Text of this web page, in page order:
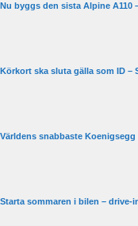
Nu byggs den sista Alpine A110
Körkort ska sluta gälla som ID
Världens snabbaste
Starta sommaren i bilen – drive-